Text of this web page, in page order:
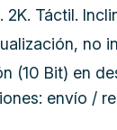
Táctil.
no
(10 Bit) en
envío /